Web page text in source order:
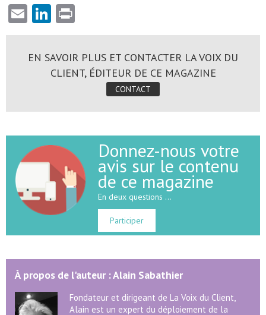
EmailLinkedIn
EN SAVOIR PLUS ET CONTACTER LA VOIX DU
CLIENT, ÉDITEUR DE CE MAGAZINE
CONTACT
Donnez-nous votre
avis sur le contenu
de ce magazine
En deux questions ...
Participer
À propos de l'auteur : Alain Sabathier
Fondateur et dirigeant de La Voix du Client,
Alain est un expert du déploiement de la